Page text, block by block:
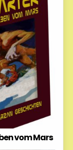
vom Mars